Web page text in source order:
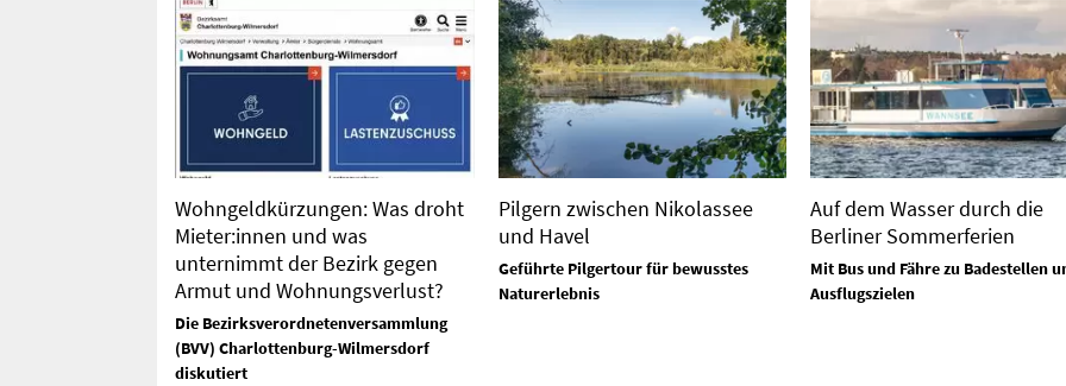
Wohngeldkürzungen: Was droht
Mieter:innen und was
unternimmt der Bezirk gegen
Armut und Wohnungsverlust?
Die Bezirksverordnetenversammlung
(BVV) Charlottenburg-Wilmersdorf
diskutiert
Pilgern zwischen Nikolassee
und Havel
Geführte Pilgertour für bewusstes
Naturerlebnis
Auf dem Wasser durch die
Berliner Sommerferien
Mit Bus und Fähre zu Badestellen
Ausflugszielen